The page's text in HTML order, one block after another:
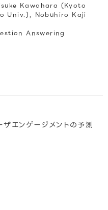
Kawahara (Kyoto
Univ.), Nobuhiro Kaji
Answering
エンゲージメントの予測